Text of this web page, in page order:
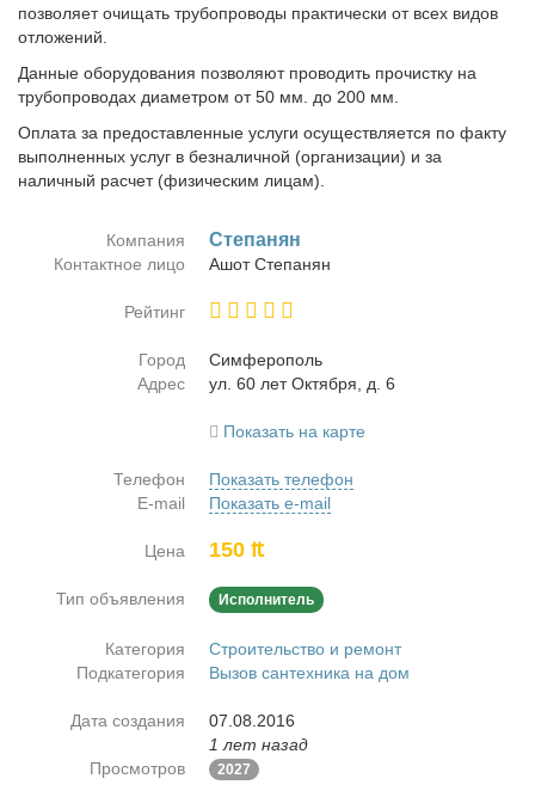
позволяет очищать трубопроводы практически от всех видов
отложений.
Данные оборудования позволяют проводить прочистку на
трубопроводах диаметром от 50 мм. до 200 мм.
Оплата за предоставленные услуги осуществляется по факту
выполненных услуг в безналичной (организации) и за
наличный расчет (физическим лицам).
Компания Сте­па­нян
Контактное лицо Ашот Сте­па­нян
Рейтинг
Город
Сим­фе­ро­поль
Адрес
ул. 60 лет Ок­тяб­ря, д. 6
Показать на карте
Телефон
Показать телефон
E-mail
Показать e-mail
Цена 150 ₶
Тип объявления Исполнитель
Категория
Строительство и ремонт
Подкатегория
Вызов сантехника на дом
Дата создания
07.08.2016
1 лет назад
Просмотров
2027